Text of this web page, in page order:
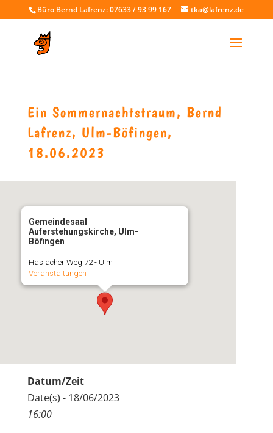
Büro Bernd Lafrenz: 07633 / 93 99 167 tka@lafrenz.de
Ein Sommernachtstraum, Bernd
Lafrenz, Ulm-Böfingen,
18.06.2023
Gemeindesaal
Auferstehungskirche, Ulm-
Böfingen
Haslacher Weg 72 - Ulm
Veranstaltungen
Datum/Zeit
Date(s) - 18/06/2023
16:00